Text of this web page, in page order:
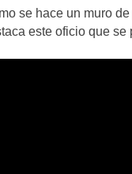
se hace un muro
este oficio que se